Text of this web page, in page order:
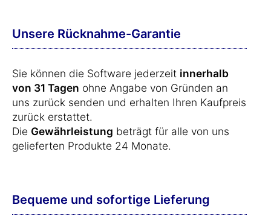
Unsere Rücknahme-Garantie
Sie können die Software jederzeit innerhalb
von 31 Tagen ohne Angabe von Gründen an
uns zurück senden und erhalten Ihren Kaufpreis
zurück erstattet.
Die Gewährleistung beträgt für alle von uns
gelieferten Produkte 24 Monate.
Bequeme und sofortige Lieferung